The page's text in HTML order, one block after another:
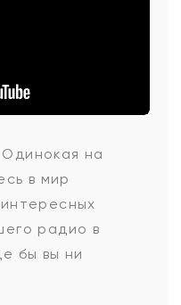
на
в мир
радио в
бы вы ни